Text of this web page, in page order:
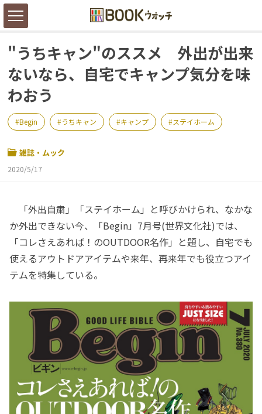
"うちキャン"のススメ 外出が出来
ないなら、自宅でキャンプ気分を味
わおう
Begin うちキャン キャンプ ステイホーム
雑誌・ムック
2020/5/17
「外出自粛」「ステイホーム」と呼びかけられ、なかな
か外出できない今、「Begin」7月号(世界文化社)では、
「コレさえあれば！のOUTDOOR名作」と題し、自宅でも
使えるアウトドアアイテムや来年、再来年でも役立つアイ
テムを特集している。